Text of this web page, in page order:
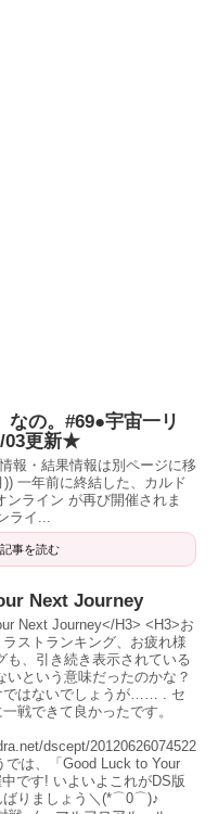
なの。#69●宇宙一リ
03更新★
報・結果情報は別ページに移
一年前に終結した、カルド
ンライン が再び開催されま
ライ...
記事を読む
Next Journey
Next Journey</H3> <H3>お
ストランキング、お疲れ様
も、引き続き表示されている
いという意味だったのかな？
ではないでしょうが…… . セ
戦できて良かったです。
dscept/20120626074522
では、「Good Luck to Your
です! いよいよこれがDS版
ばりましょう＼(*⌒0⌒)♪